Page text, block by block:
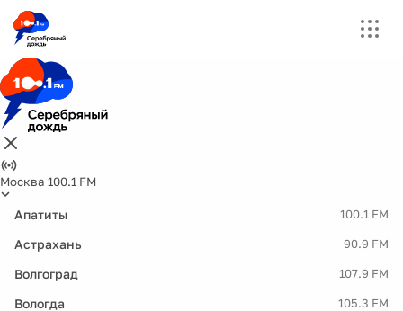
Москва 100.1 FM
Апатиты 100.1 FM
Астрахань 90.9 FM
Волгоград 107.9 FM
Вологда 105.3 FM